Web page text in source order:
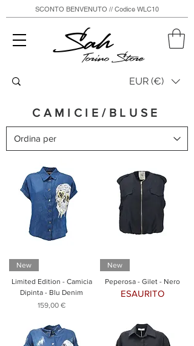
Sah
Torino Store
SCONTO BENVENUTO // Codice WLC10
EUR (€)
CAMICIE/BLUSE
New
Limited Edition - Camicia
Dipinta - Blu Denim
Prezzo
159,00 €
New
Peperosa - Gilet - Nero
ESAURITO